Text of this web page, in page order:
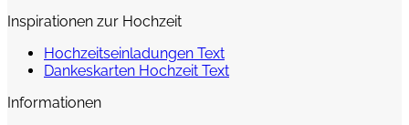
Inspirationen zur Hochzeit
Hochzeitseinladungen Text
Dankeskarten Hochzeit Text
Informationen